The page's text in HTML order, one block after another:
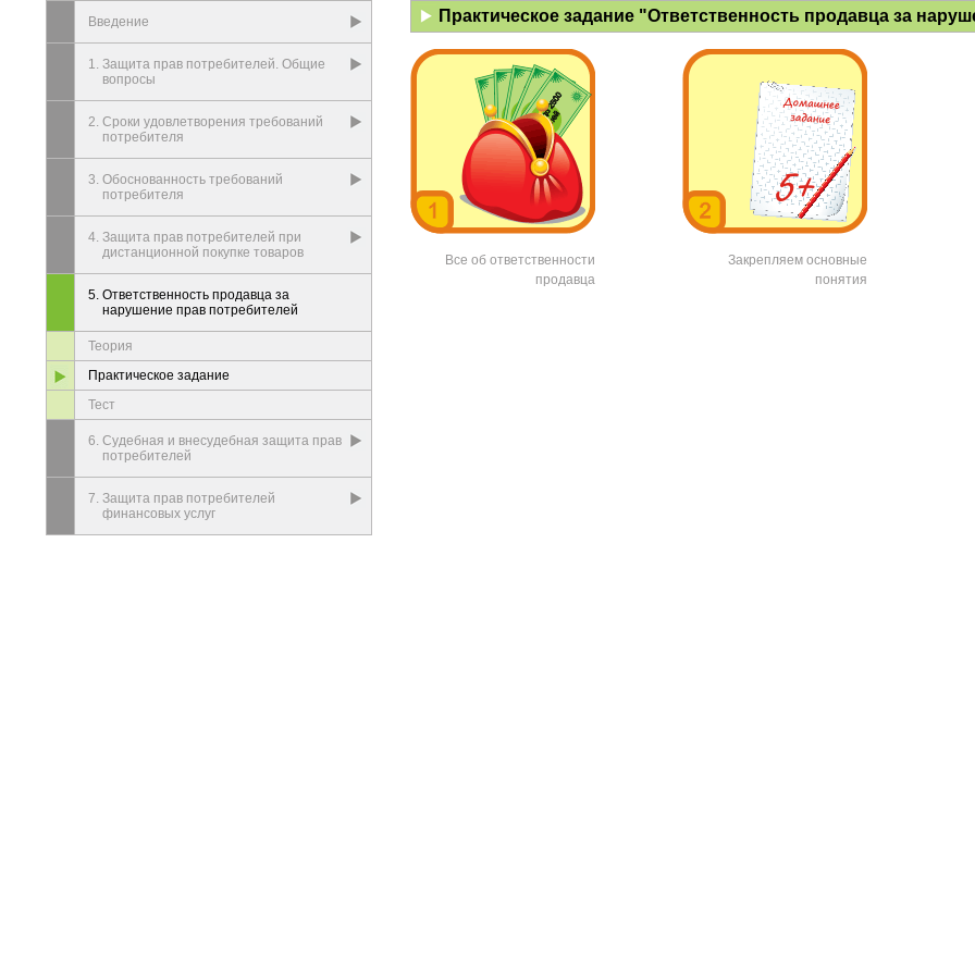
Введение
1. Защита прав потребителей. Общие
вопросы
2. Сроки удовлетворения требований
потребителя
3. Обоснованность требований
потребителя
4. Защита прав потребителей при
дистанционной покупке товаров
5. Ответственность продавца за
нарушение прав потребителей
Теория
Практическое задание
Тест
6. Судебная и внесудебная защита прав
потребителей
7. Защита прав потребителей
финансовых услуг
Практическое задание "Ответственность продавца за
Все об ответственности
продавца
Закрепляем основные
понятия